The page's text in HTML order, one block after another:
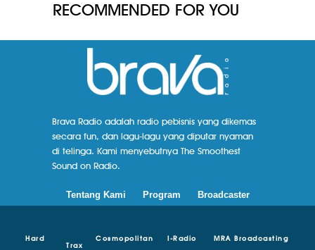
RECOMMENDED FOR YOU
Brava Radio adalah radio pebisnis yang dikemas
secara fun, dan lagu-lagu yang diputar nyaman
di telinga. Kami menyebutnya The Smoothest
Sound on Radio.
Tentang Kami Program Broadcaster
Hard
Trax
Cosmopolitan
I-Radio
MRA Broadcasting